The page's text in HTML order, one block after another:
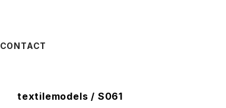
CONTACT
textilemodels / S061